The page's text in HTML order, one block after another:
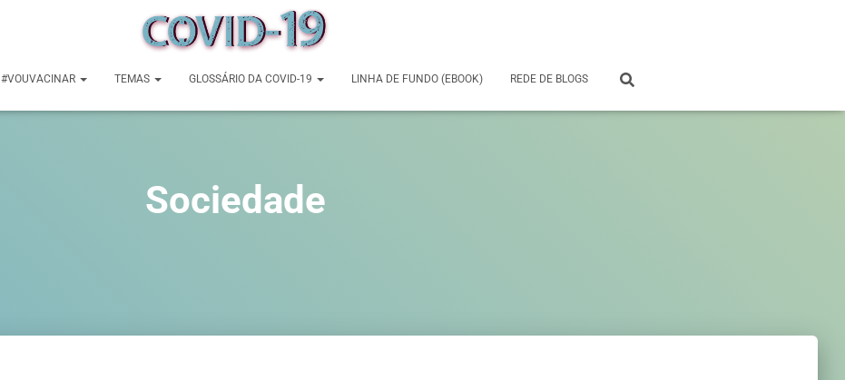
#VOUVACINAR TEMAS GLOSSÁRIO DA COVID-19 LINHA DE FUNDO (EBOOK) REDE DE BLOGS
Sociedade